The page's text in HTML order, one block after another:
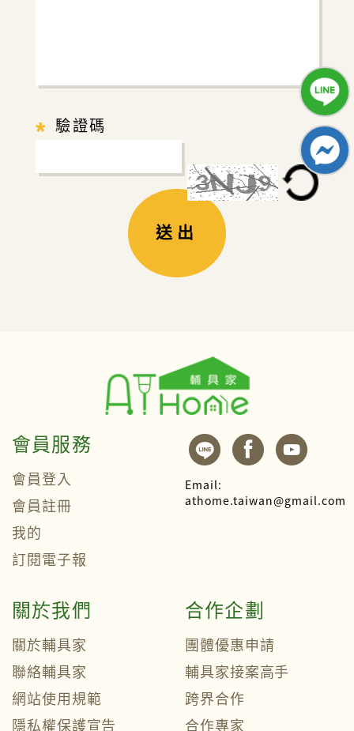
* 驗證碼
送出
會員服務
會員登入
會員註冊
我的
訂閱電子報
Email:
athome.taiwan@gmail.com
關於我們
關於輔具家
聯絡輔具家
網站使用規範
隱私權保護宣告
合作企劃
團體優惠申請
輔具家接案高手
跨界合作
合作專家